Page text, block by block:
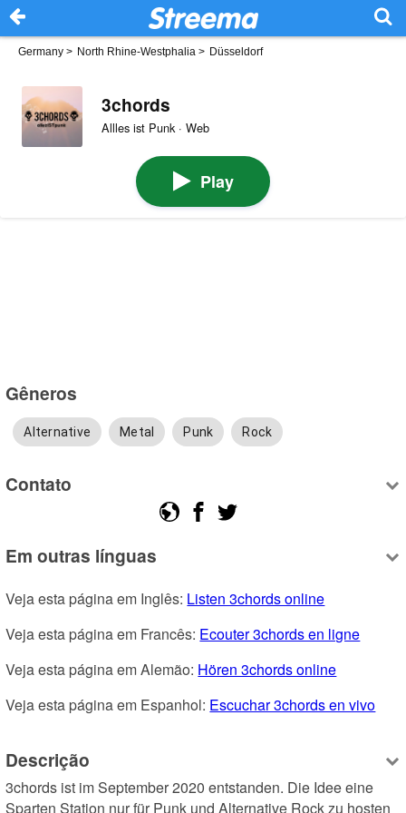
Germany > North Rhine-Westphalia > Düsseldorf
3chords
Allles ist Punk · Web
Play
Gêneros
Alternative Metal Punk Rock
Contato
Em outras línguas
Veja esta página em Inglês: Listen 3chords online
Veja esta página em Francês: Ecouter 3chords en ligne
Veja esta página em Alemão: Hören 3chords online
Veja esta página em Espanhol: Escuchar 3chords en vivo
Descrição
3chords ist im September 2020 entstanden. Die Idee eine
Sparten Station nur für Punk und Alternative Rock zu hosten